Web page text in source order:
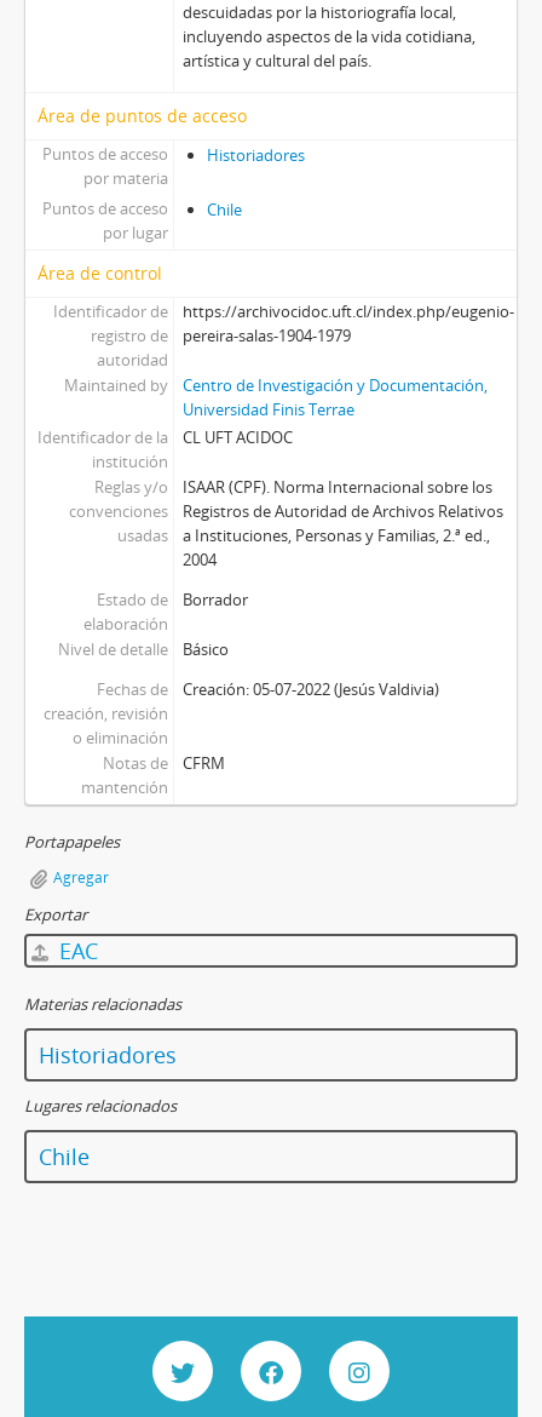
descuidadas por la historiografía local,
incluyendo aspectos de la vida cotidiana,
artística y cultural del país.
Área de puntos de acceso
Puntos de acceso
por materia
Historiadores
Puntos de acceso
por lugar
Chile
Área de control
Identificador de
registro de
autoridad
https://archivocidoc.uft.cl/index.php/eugenio-
pereira-salas-1904-1979
Maintained by
Centro de Investigación y Documentación,
Universidad Finis Terrae
Identificador de la
institución
CL UFT ACIDOC
Reglas y/o
convenciones
usadas
ISAAR (CPF). Norma Internacional sobre los
Registros de Autoridad de Archivos Relativos
a Instituciones, Personas y Familias, 2.ª ed.,
2004
Estado de
elaboración
Borrador
Nivel de detalle
Básico
Fechas de
creación, revisión
o eliminación
Creación: 05-07-2022 (Jesús Valdivia)
Notas de
mantención
CFRM
Portapapeles
Agregar
Exportar
EAC
Materias relacionadas
Historiadores
Lugares relacionados
Chile